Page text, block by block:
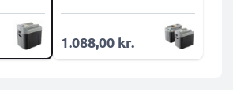
1.088,00 kr.